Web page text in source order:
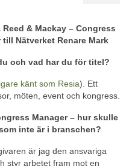
& Mackay – Congress
Nätverket Renare Mark
och vad har du för titel?
känt som Resia). Ett
möten, event och kongress.
Manager – hur skulle
inte är i branschen?
är jag den ansvariga
styr arbetet fram mot en